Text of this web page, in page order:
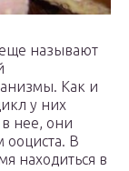
называют
Как и
у них
нее, они
ооциста. В
находиться в